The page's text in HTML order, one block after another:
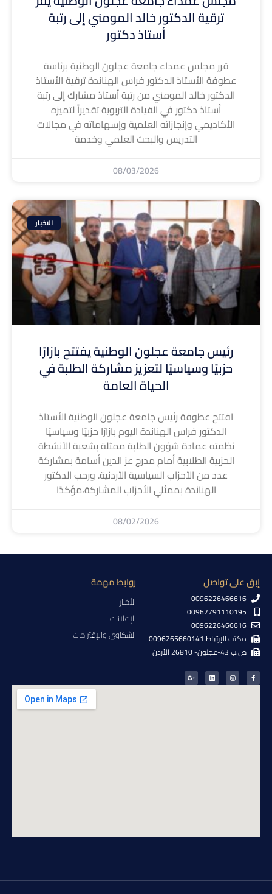
ترقية الدكتور خالد المومني إلى رتبة
أستاذ دكتور
قرر مجلس عمداء جامعة عجلون الوطنية برئاسة
عطوفة الأستاذ الدكتور فراس الهناندة ترقية الأستاذ
الدكتور خالد المومني من رتبة أستاذ مشارك إلى رتبة
أستاذ دكتور في القيادة التربوية تقديراً لتميزه
الأكاديمي وإنجازاته العلمية وإسهاماته في مجالات
التدريس والبحث العلمي وخدمة
08/03/2026
الاخبار
رئيس جامعة عجلون الوطنية يفتتح بازارًا
حزبيًا وسياسيًا لتعزيز مشاركة الطلبة في
الحياة العامة
افتتح عطوفة رئيس جامعة عجلون الوطنية الأستاذ
الدكتور فراس الهناندة اليوم بازارًا حزبيًا وسياسيًا
نظمته عمادة شؤون الطلبة ممثلة بشعبة الأنشطة
الحزبية الطلابية أمام مدرج عز الدين أسامة بمشاركة
عدد من الأحزاب السياسية الأردنية. ورحب الدكتور
الهناندة بممثلي الأحزاب المشاركة،مؤكدًا
08/02/2026
إبق على تواصل
0096226466616
00962791110195
0096226466616
مكتب الإرتباط 0096265660141
ص.ب 43-عجلون- 26810 الأردن
روابط مهمة
الأخبار
الإعلانات
الشكاوى والإقتراحات